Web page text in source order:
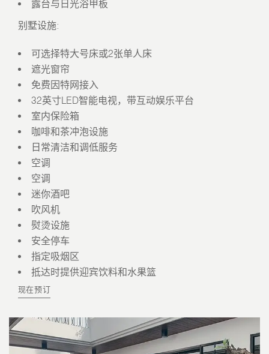
露台与日光浴甲板
别墅设施:
可选择特大号床或2张单人床
遮光窗帘
免费因特网接入
32英寸LED智能电视，带互动娱乐平台
室内保险箱
咖啡和茶冲泡设施
日常清洁和调低服务
空调
空调
迷你酒吧
吹风机
熨烫设施
安全停车
指定吸烟区
抵达时提供迎宾饮料和水果篮
现在预订